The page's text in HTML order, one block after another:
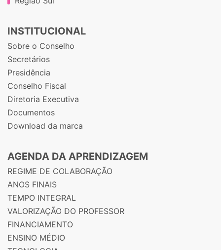
INSTITUCIONAL
Sobre o Conselho
Secretários
Presidência
Conselho Fiscal
Diretoria Executiva
Documentos
Download da marca
AGENDA DA APRENDIZAGEM
REGIME DE COLABORAÇÃO
ANOS FINAIS
TEMPO INTEGRAL
VALORIZAÇÃO DO PROFESSOR
FINANCIAMENTO
ENSINO MÉDIO